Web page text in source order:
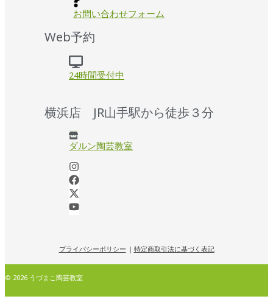
お問い合わせフォーム
Web予約
24時間受付中
横浜店 JR山手駅から徒歩３分
ダルン陶芸教室
プライバシーポリシー | 特定商取引法に基づく表記
© 2026 うづまこ陶芸教室